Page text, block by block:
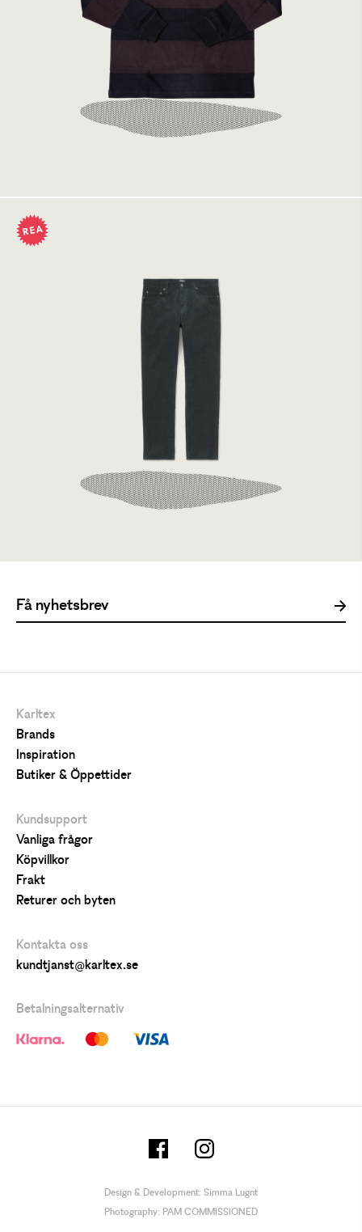
Stussy Moore Stripe LS Crew Black
Carhartt WIP Klondike Pant Blacksmith Rinsed
Karltex
Brands
Inspiration
Butiker & Öppettider
Kundsupport
Vanliga frågor
Köpvillkor
Frakt
Returer och byten
Kontakta oss
kundtjanst@karltex.se
Betalningsalternativ
Design & Development: Simma Lugnt
Photography: PAM COMMISSIONED